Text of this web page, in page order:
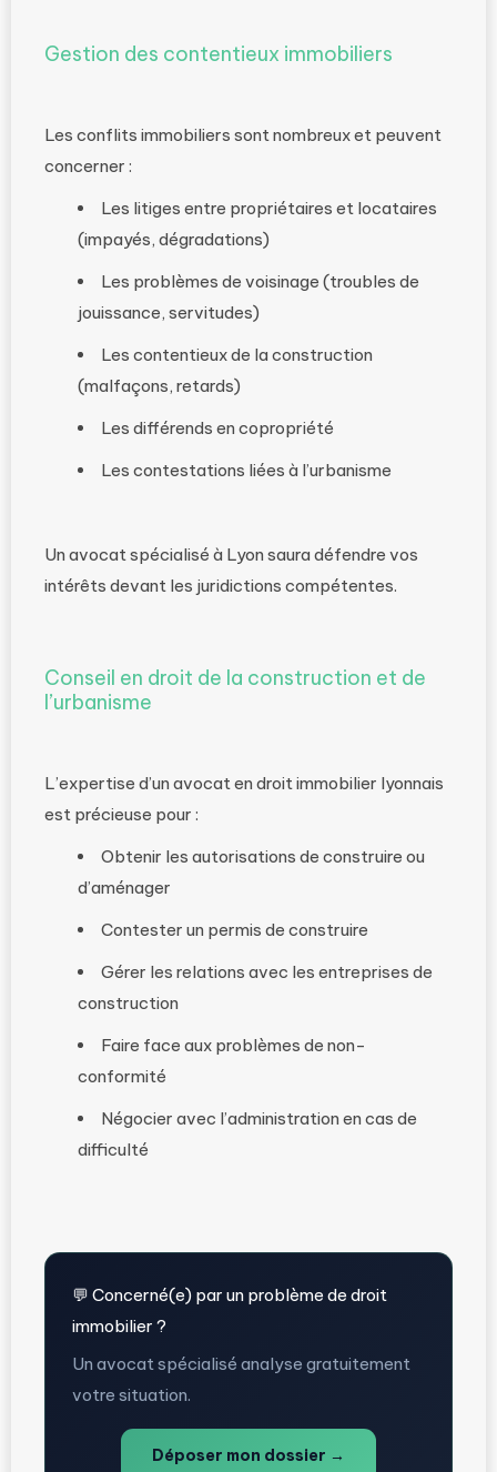
Gestion des contentieux immobiliers
Les conflits immobiliers sont nombreux et peuvent
concerner :
Les litiges entre propriétaires et locataires
(impayés, dégradations)
Les problèmes de voisinage (troubles de
jouissance, servitudes)
Les contentieux de la construction
(malfaçons, retards)
Les différends en copropriété
Les contestations liées à l’urbanisme
Un avocat spécialisé à Lyon saura défendre vos
intérêts devant les juridictions compétentes.
Conseil en droit de la construction et de
l’urbanisme
L’expertise d’un avocat en droit immobilier lyonnais
est précieuse pour :
Obtenir les autorisations de construire ou
d’aménager
Contester un permis de construire
Gérer les relations avec les entreprises de
construction
Faire face aux problèmes de non-
conformité
Négocier avec l’administration en cas de
difficulté
💬 Concerné(e) par un problème de droit
immobilier ?
Un avocat spécialisé analyse gratuitement
votre situation.
Déposer mon dossier →